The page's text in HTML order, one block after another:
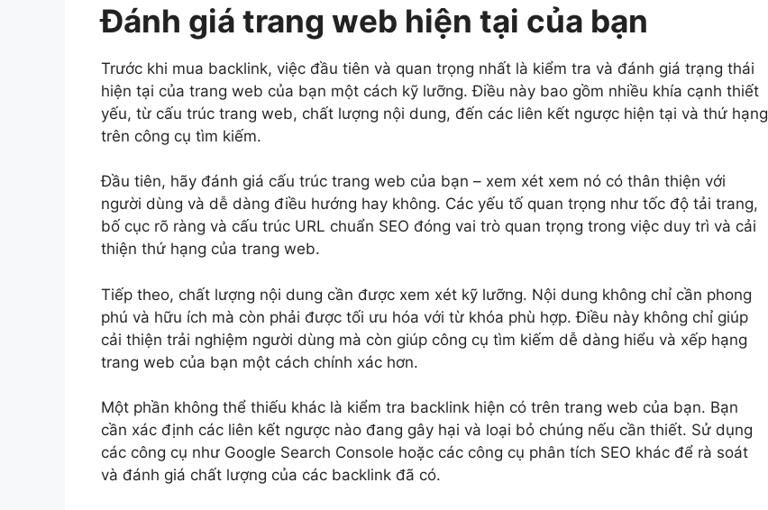
Đánh giá trang web hiện tại của bạn
Trước khi mua backlink, việc đầu tiên và quan trọng nhất là kiểm tra và đánh giá trạng thái
hiện tại của trang web của bạn một cách kỹ lưỡng. Điều này bao gồm nhiều khía cạnh thiết
yếu, từ cấu trúc trang web, chất lượng nội dung, đến các liên kết ngược hiện tại và thứ hạng
trên công cụ tìm kiếm.
Đầu tiên, hãy đánh giá cấu trúc trang web của bạn – xem xét xem nó có thân thiện với
người dùng và dễ dàng điều hướng hay không. Các yếu tố quan trọng như tốc độ tải trang,
bố cục rõ ràng và cấu trúc URL chuẩn SEO đóng vai trò quan trọng trong việc duy trì và cải
thiện thứ hạng của trang web.
Tiếp theo, chất lượng nội dung cần được xem xét kỹ lưỡng. Nội dung không chỉ cần phong
phú và hữu ích mà còn phải được tối ưu hóa với từ khóa phù hợp. Điều này không chỉ giúp
cải thiện trải nghiệm người dùng mà còn giúp công cụ tìm kiếm dễ dàng hiểu và xếp hạng
trang web của bạn một cách chính xác hơn.
Một phần không thể thiếu khác là kiểm tra backlink hiện có trên trang web của bạn. Bạn
cần xác định các liên kết ngược nào đang gây hại và loại bỏ chúng nếu cần thiết. Sử dụng
các công cụ như Google Search Console hoặc các công cụ phân tích SEO khác để rà soát
và đánh giá chất lượng của các backlink đã có.